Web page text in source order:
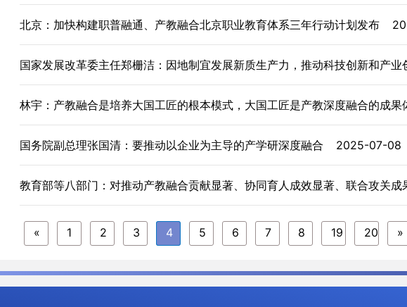
北京：加快构建职普融通、产教融合北京职业教育体系三年行动计划发布
国家发展改革委主任郑栅洁：因地制宜发展新质生产力，推动科技创新和产业
林宇：产教融合是培养大国工匠的根本模式，大国工匠是产教深度融合的成果
国务院副总理张国清：要推动以企业为主导的产学研深度融合 2025-07-08
教育部等八部门：对推动产教融合贡献显著、协同育人成效显著、联合攻关
« 1 2 3 4 5 6 7 8 19 20 »